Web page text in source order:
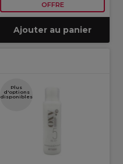
OFFRE
Ajouter au panier
Plus
d'options
disponibles